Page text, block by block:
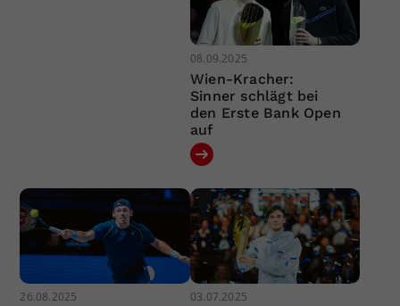
08.09.2025
Wien-Kracher:
Sinner schlägt bei
den Erste Bank Open
auf
26.08.2025 03.07.2025